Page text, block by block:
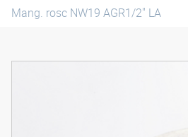
Mang. rosc NW19 AGR1/2" LA